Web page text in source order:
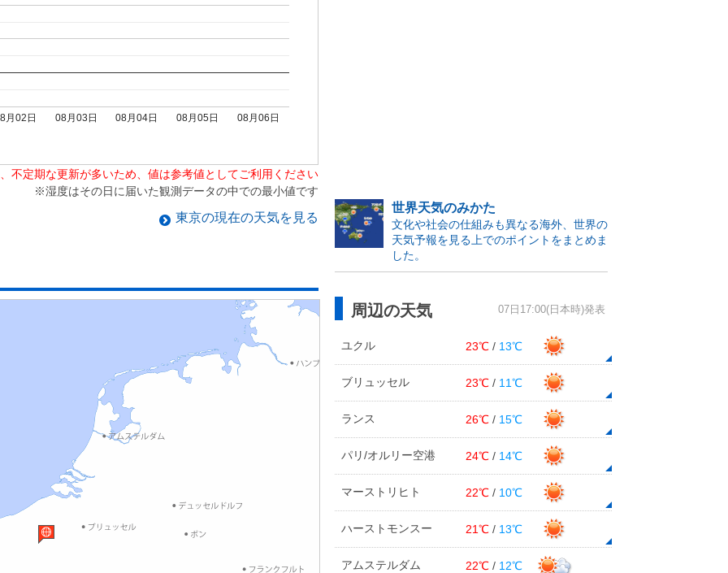
月02日 08月03日 08月04日 08月05日 08月06日
不定期な更新が多いため、値は参考値としてご利用ください
※湿度はその日に届いた観測データの中での最小値です
東京の現在の天気を見る
世界天気のみかた
文化や社会の仕組みも異なる海外、世界の
天気予報を見る上でのポイントをまとめま
した。
周辺の天気 07日17:00(日本時)発表
ユクル 23℃ / 13℃
ブリュッセル 23℃ / 11℃
ランス 26℃ / 15℃
パリ/オルリー空港 24℃ / 14℃
マーストリヒト 22℃ / 10℃
ハーストモンスー 21℃ / 13℃
アムステルダム 22℃ / 12℃